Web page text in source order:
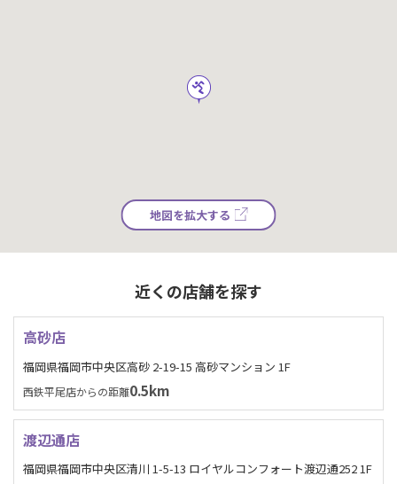
地図を拡大する
近くの店舗を探す
高砂店
福岡県福岡市中央区高砂 2-19-15 高砂マンション 1F
西鉄平尾店からの距離0.5km
渡辺通店
福岡県福岡市中央区清川 1-5-13 ロイヤルコンフォート渡辺通252 1F